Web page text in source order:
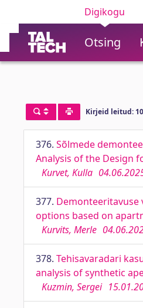
Digikogu
Otsing
Kirjeid leitud:
376. Sõlmede
Analysis of the Design
Kurvet, Kulla
377. Demonteeritavuse
options based on
Kurvits, Merle
378. Tehisavaradari
analysis of synthetic
Kuzmin, Sergei